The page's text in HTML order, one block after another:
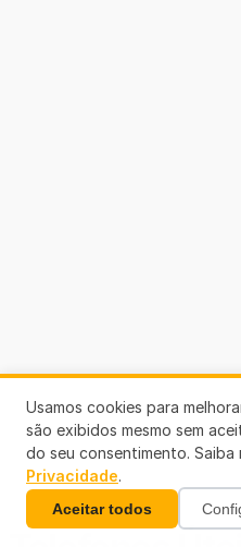
Usamos cookies para
são exibidos mesmo sem
do seu consentimento. Saiba
Privacidade.
Aceitar todos